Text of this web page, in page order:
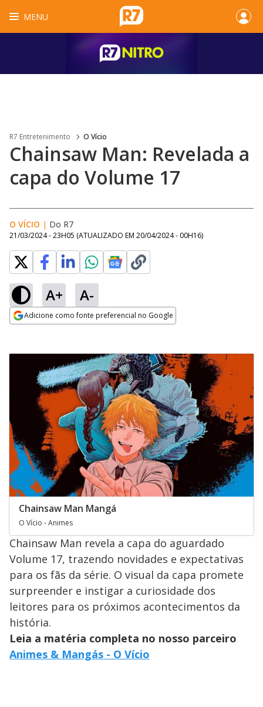
MENU
R7 Entretenimento O Vício
Chainsaw Man: Revelada a
capa do Volume 17
O VÍCIO | Do R7
21/03/2024 - 23H05 (ATUALIZADO EM 20/04/2024 - 00H16)
A+ A-
Adicione como fonte preferencial no Google
Chainsaw Man Mangá
O Vício - Animes
Chainsaw Man revela a capa do aguardado
Volume 17, trazendo novidades e expectativas
para os fãs da série. O visual da capa promete
surpreender e instigar a curiosidade dos
leitores para os próximos acontecimentos da
história.
Leia a matéria completa no nosso parceiro
Animes & Mangás - O Vício